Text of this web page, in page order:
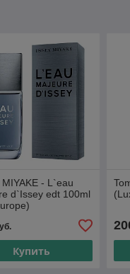
MIYAKE - L`eau
d`Issey edt 100ml
Купить